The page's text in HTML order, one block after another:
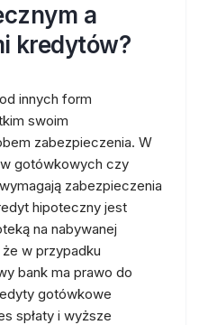
a
kredytów?
innych form
swoim
zabezpieczenia. W
gotówkowych czy
zabezpieczenia
hipoteczny jest
na nabywanej
w przypadku
bank ma prawo do
gotówkowe
spłaty i wyższe